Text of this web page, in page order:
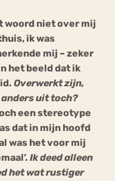
woord niet over mij
ik was
mij – zeker
het beeld dat ik
Overwerkt zijn,
uit toch?
een stereotype
dat in mijn hoofd
was het voor mij
Ik deed alleen
het wat rustiger
Nervosa
Sport
Trauma
Angst